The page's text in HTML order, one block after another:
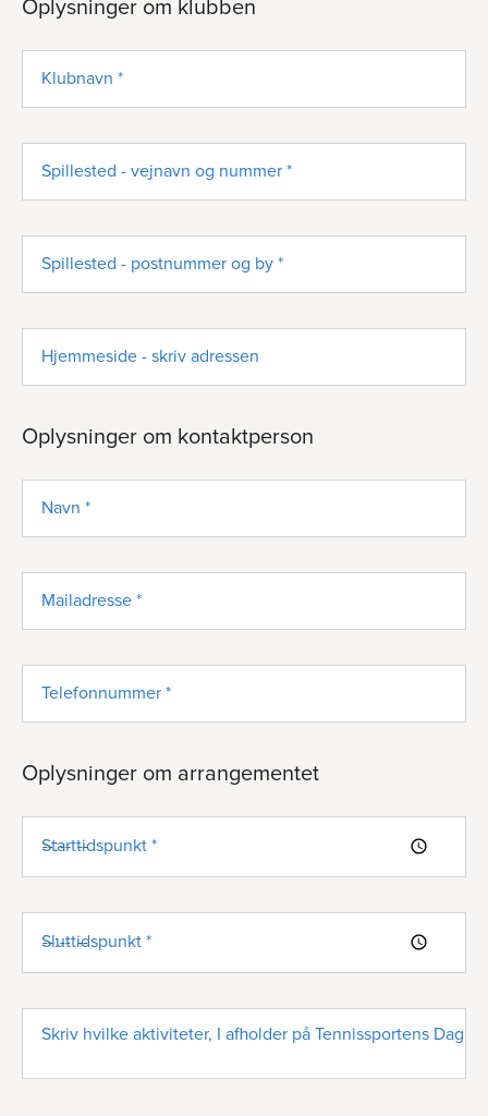
Oplysninger om klubben
Klubnavn *
Spillested - vejnavn og nummer *
Spillested - postnummer og by *
Hjemmeside - skriv adressen
Oplysninger om kontaktperson
Navn *
Mailadresse *
Telefonnummer *
Oplysninger om arrangementet
Starttidspunkt *
Sluttidspunkt *
Skriv hvilke aktiviteter, I afholder på Tennissportens Dag